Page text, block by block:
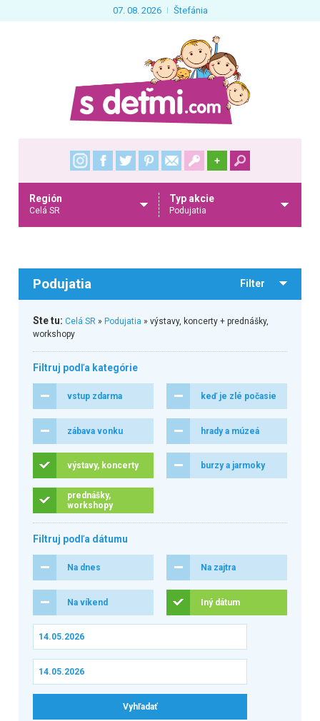
07. 08. 2026 Štefánia
+
Región
Celá SR
Typ akcie
Podujatia
Podujatia Filter
Ste tu: Celá SR» Podujatia » výstavy, koncerty + prednášky,
workshopy
Filtruj podľa kategórie
vstup zdarma keď je zlé počasie
zábava vonku hrady a múzeá
výstavy, koncerty burzy a jarmoky
prednášky,
workshopy
Filtruj podľa dátumu
Na dnes Na zajtra
Na víkend Iný dátum